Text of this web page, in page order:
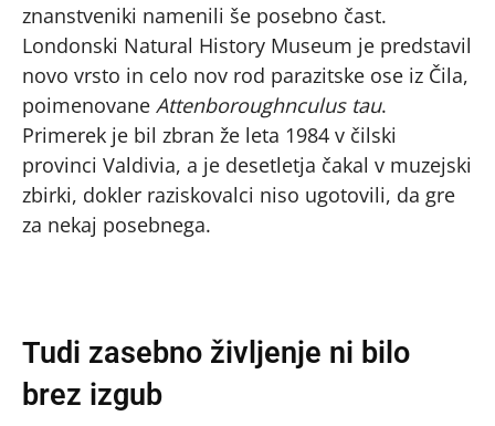
znanstveniki namenili še posebno čast.
Londonski Natural History Museum je predstavil
novo vrsto in celo nov rod parazitske ose iz Čila,
poimenovane Attenboroughnculus tau.
Primerek je bil zbran že leta 1984 v čilski
provinci Valdivia, a je desetletja čakal v muzejski
zbirki, dokler raziskovalci niso ugotovili, da gre
za nekaj posebnega.
Tudi zasebno življenje ni bilo
brez izgub